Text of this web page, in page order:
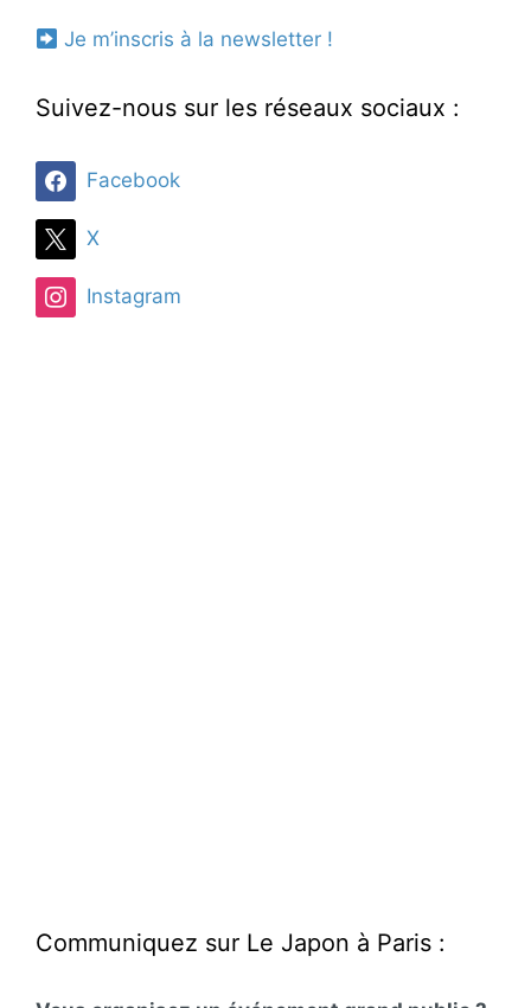
Je m’inscris à la newsletter !
Suivez-nous sur les réseaux sociaux :
Facebook
X
Instagram
Communiquez sur Le Japon à Paris :